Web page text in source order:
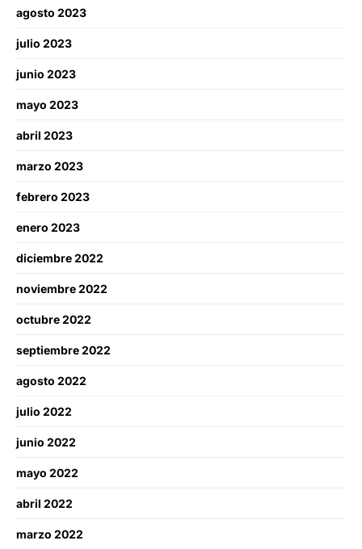
agosto 2023
julio 2023
junio 2023
mayo 2023
abril 2023
marzo 2023
febrero 2023
enero 2023
diciembre 2022
noviembre 2022
octubre 2022
septiembre 2022
agosto 2022
julio 2022
junio 2022
mayo 2022
abril 2022
marzo 2022